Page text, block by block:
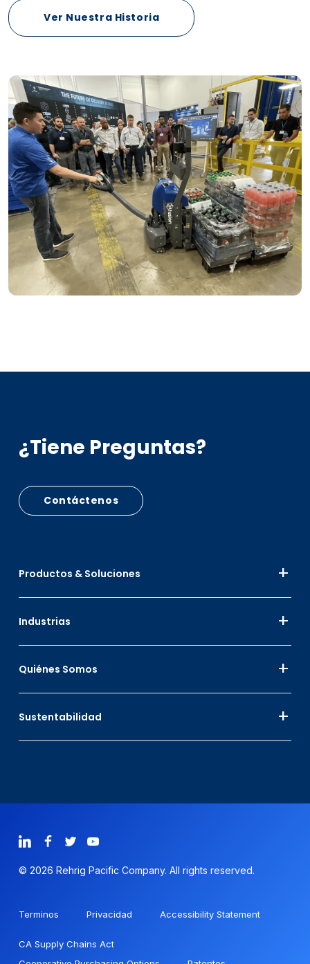
Ver Nuestra Historia
Productos & Soluciones
Industrias
Quiénes Somos
Sustentabilidad
¿Tiene Preguntas?
Contáctenos
© 2026 Rehrig Pacific Company. All rights reserved.
Terminos Privacidad Accessibility Statement
CA Supply Chains Act